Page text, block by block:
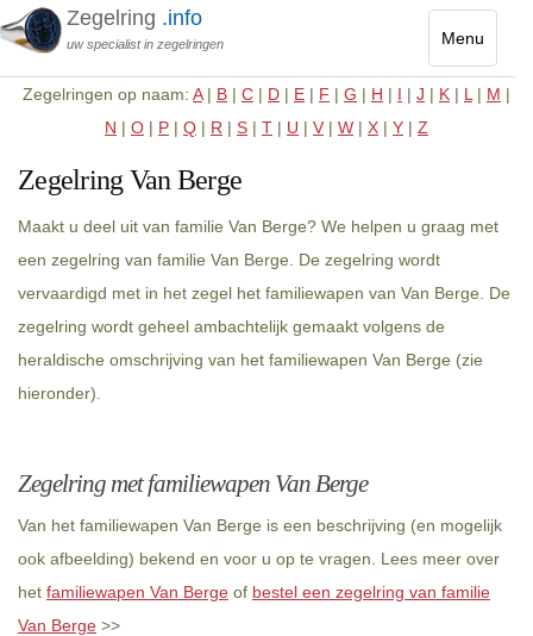
Menu
Toggle
Zegelring .info
uw specialist in zegelringen
Zegelringen op naam: A| B | C | D | E | F | G | H | I | J | K | L | M |
N | O | P | Q | R | S | T | U | V | W | X | Y | Z
Zegelring Van Berge
Maakt u deel uit van familie Van Berge? We helpen u graag met
een zegelring van familie Van Berge. De zegelring wordt
vervaardigd met in het zegel het familiewapen van Van Berge. De
zegelring wordt geheel ambachtelijk gemaakt volgens de
heraldische omschrijving van het familiewapen Van Berge (zie
hieronder).
Zegelring met familiewapen Van Berge
Van het familiewapen Van Berge is een beschrijving (en mogelijk
ook afbeelding) bekend en voor u op te vragen. Lees meer over
het familiewapen Van Berge of bestel een zegelring van familie
Van Berge >>